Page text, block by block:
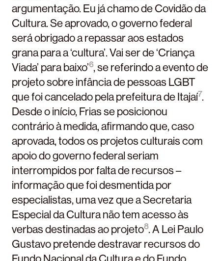
argumentação. Eu já chamo de Covidão da
Cultura. Se aprovado, o governo federal
será obrigado a repassar aos estados
grana para a ‘cultura’. Vai ser de ‘Criança
Viada’ para baixo’6, se referindo a evento de
projeto sobre infância de pessoas LGBT
que foi cancelado pela prefeitura de Itajaí7.
Desde o início, Frias se posicionou
contrário à medida, afirmando que, caso
aprovada, todos os projetos culturais com
apoio do governo federal seriam
interrompidos por falta de recursos –
informação que foi desmentida por
especialistas, uma vez que a Secretaria
Especial da Cultura não tem acesso às
verbas destinadas ao projeto8. A Lei Paulo
Gustavo pretende destravar recursos do